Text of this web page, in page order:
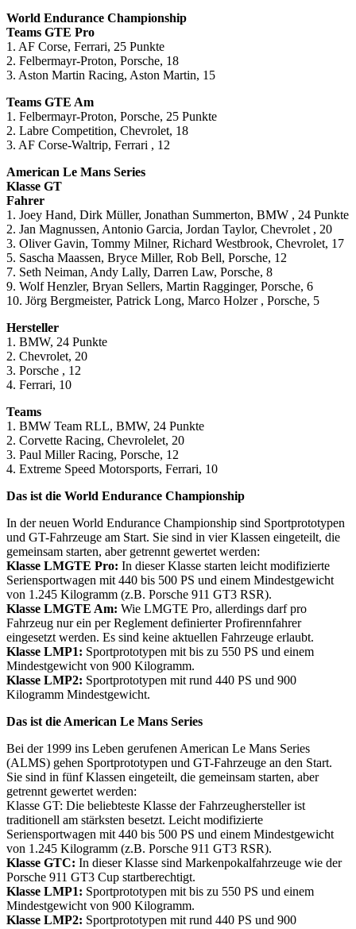
World Endurance Championship
Teams GTE Pro
1. AF Corse, Ferrari, 25 Punkte
2. Felbermayr-Proton, Porsche, 18
3. Aston Martin Racing, Aston Martin, 15
Teams GTE Am
1. Felbermayr-Proton, Porsche, 25 Punkte
2. Labre Competition, Chevrolet, 18
3. AF Corse-Waltrip, Ferrari , 12
American Le Mans Series
Klasse GT
Fahrer
1. Joey Hand, Dirk Müller, Jonathan Summerton, BMW , 24 Punkte
2. Jan Magnussen, Antonio Garcia, Jordan Taylor, Chevrolet , 20
3. Oliver Gavin, Tommy Milner, Richard Westbrook, Chevrolet, 17
5. Sascha Maassen, Bryce Miller, Rob Bell, Porsche, 12
7. Seth Neiman, Andy Lally, Darren Law, Porsche, 8
9. Wolf Henzler, Bryan Sellers, Martin Ragginger, Porsche, 6
10. Jörg Bergmeister, Patrick Long, Marco Holzer , Porsche, 5
Hersteller
1. BMW, 24 Punkte
2. Chevrolet, 20
3. Porsche , 12
4. Ferrari, 10
Teams
1. BMW Team RLL, BMW, 24 Punkte
2. Corvette Racing, Chevrolelet, 20
3. Paul Miller Racing, Porsche, 12
4. Extreme Speed Motorsports, Ferrari, 10
Das ist die World Endurance Championship
In der neuen World Endurance Championship sind Sportprototypen
und GT-Fahrzeuge am Start. Sie sind in vier Klassen eingeteilt, die
gemeinsam starten, aber getrennt gewertet werden:
Klasse LMGTE Pro: In dieser Klasse starten leicht modifizierte
Seriensportwagen mit 440 bis 500 PS und einem Mindestgewicht
von 1.245 Kilogramm (z.B. Porsche 911 GT3 RSR).
Klasse LMGTE Am: Wie LMGTE Pro, allerdings darf pro
Fahrzeug nur ein per Reglement definierter Profirennfahrer
eingesetzt werden. Es sind keine aktuellen Fahrzeuge erlaubt.
Klasse LMP1: Sportprototypen mit bis zu 550 PS und einem
Mindestgewicht von 900 Kilogramm.
Klasse LMP2: Sportprototypen mit rund 440 PS und 900
Kilogramm Mindestgewicht.
Das ist die American Le Mans Series
Bei der 1999 ins Leben gerufenen American Le Mans Series
(ALMS) gehen Sportprototypen und GT-Fahrzeuge an den Start.
Sie sind in fünf Klassen eingeteilt, die gemeinsam starten, aber
getrennt gewertet werden:
Klasse GT: Die beliebteste Klasse der Fahrzeughersteller ist
traditionell am stärksten besetzt. Leicht modifizierte
Seriensportwagen mit 440 bis 500 PS und einem Mindestgewicht
von 1.245 Kilogramm (z.B. Porsche 911 GT3 RSR).
Klasse GTC: In dieser Klasse sind Markenpokalfahrzeuge wie der
Porsche 911 GT3 Cup startberechtigt.
Klasse LMP1: Sportprototypen mit bis zu 550 PS und einem
Mindestgewicht von 900 Kilogramm.
Klasse LMP2: Sportprototypen mit rund 440 PS und 900